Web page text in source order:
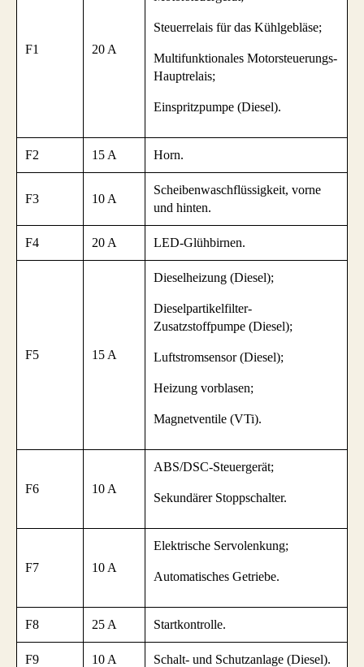
F1 20 A
Steuerrelais für das Kühlgebläse;
Multifunktionales Motorsteuerungs-
Hauptrelais;
Einspritzpumpe (Diesel).
F2 15 A Horn.
F3 10 A
Scheibenwaschflüssigkeit, vorne
und hinten.
F4 20 A LED-Glühbirnen.
F5 15 A
Dieselheizung (Diesel);
Dieselpartikelfilter-
Zusatzstoffpumpe (Diesel);
Luftstromsensor (Diesel);
Heizung vorblasen;
Magnetventile (VTi).
F6 10 A
ABS/DSC-Steuergerät;
Sekundärer Stoppschalter.
F7 10 A
Elektrische Servolenkung;
Automatisches Getriebe.
F8 25 A Startkontrolle.
F9 10 A Schalt- und Schutzanlage (Diesel).